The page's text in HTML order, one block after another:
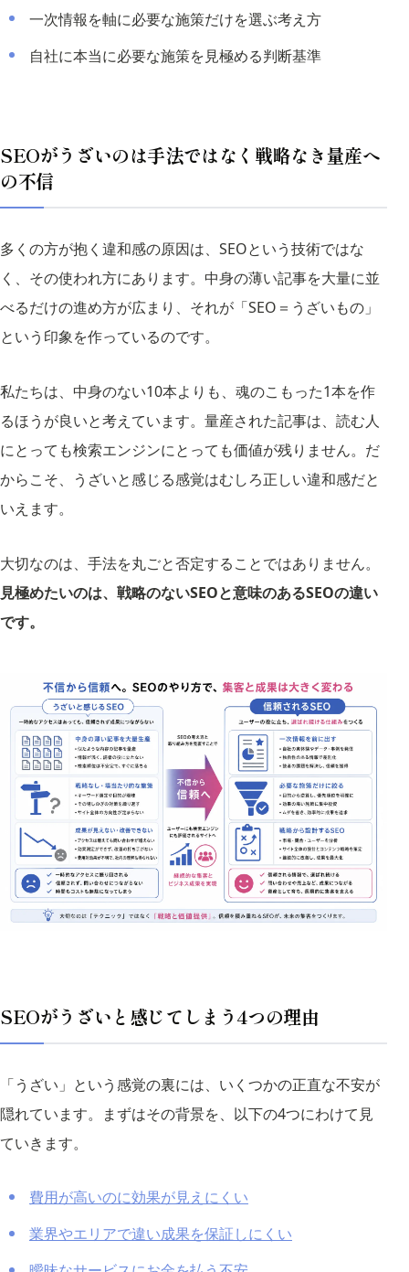
一次情報を軸に必要な施策だけを選ぶ考え方
自社に本当に必要な施策を見極める判断基準
SEOがうざいのは手法ではなく戦略なき量産へ
の不信
多くの方が抱く違和感の原因は、SEOという技術ではな
く、その使われ方にあります。中身の薄い記事を大量に並
べるだけの進め方が広まり、それが「SEO＝うざいもの」
という印象を作っているのです。
私たちは、中身のない10本よりも、魂のこもった1本を作
るほうが良いと考えています。量産された記事は、読む人
にとっても検索エンジンにとっても価値が残りません。だ
からこそ、うざいと感じる感覚はむしろ正しい違和感だと
いえます。
大切なのは、手法を丸ごと否定することではありません。
見極めたいのは、戦略のないSEOと意味のあるSEOの違い
です。
SEOがうざいと感じてしまう4つの理由
「うざい」という感覚の裏には、いくつかの正直な不安が
隠れています。まずはその背景を、以下の4つにわけて見
ていきます。
費用が高いのに効果が見えにくい
業界やエリアで違い成果を保証しにくい